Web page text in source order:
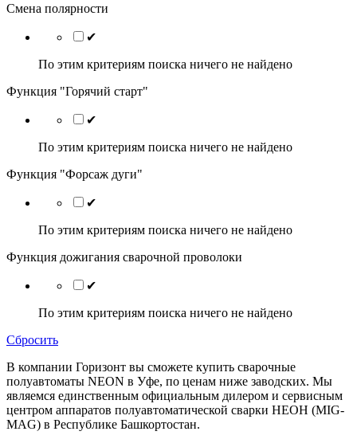
Смена полярности
✔
По этим критериям поиска ничего не найдено
Функция "Горячий старт"
✔
По этим критериям поиска ничего не найдено
Функция "Форсаж дуги"
✔
По этим критериям поиска ничего не найдено
Функция дожигания сварочной проволоки
✔
По этим критериям поиска ничего не найдено
Сбросить
В компании Горизонт вы сможете купить сварочные
полуавтоматы NEON в Уфе, по ценам ниже заводских. Мы
являемся единственным официальным дилером и сервисным
центром аппаратов полуавтоматической сварки НЕОН (MIG-
MAG) в Республике Башкортостан.